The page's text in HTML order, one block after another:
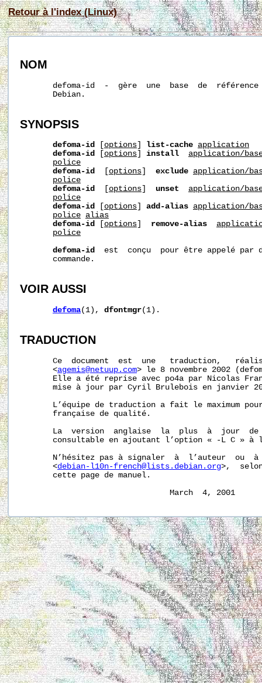
Retour à l'index (Linux)
NOM
defoma-id  -  gère  une  base  de
       Debian.
SYNOPSIS
defoma-id options list-cache application
defoma-id
options install
application/
police
defoma-id
options exclude application/
police
defoma-id
options unset
application/
police
defoma-id
options add-alias application/
police alias
defoma-id
options remove-alias
police
defoma-id
est  conçu  pour être appelé par
       commande.
VOIR AUSSI
defoma(1), dfontmgr(1).
TRADUCTION
Ce  document  est  une   traduction,
       <
agemis@netuup.com> le 8 novembre 2002
Elle a été reprise avec po4a par Nicolas
mise à jour par Cyril Brulebois en janvier
L’équipe de traduction a fait le maximum
       française de qualité.
La  version  anglaise  la  plus  à  jour
consultable en ajoutant l’option « -L C » à
N’hésitez pas à signaler  à  l’auteur  ou
       <
debian-l10n-french@lists.debian.org>,
       cette page de manuel.